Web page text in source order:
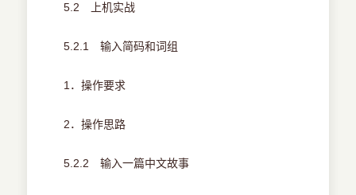
5.2 上机实战
5.2.1 输入简码和词组
1．操作要求
2．操作思路
5.2.2 输入一篇中文故事